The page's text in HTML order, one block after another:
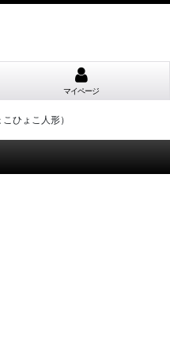
マイページ
ひょこ人形）